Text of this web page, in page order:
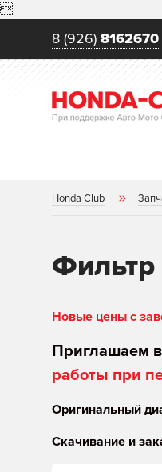

8 (926) 8162670
Honda Club
Новые цены с
Приглашаем
работы при
Оригинальный
Скачивание и